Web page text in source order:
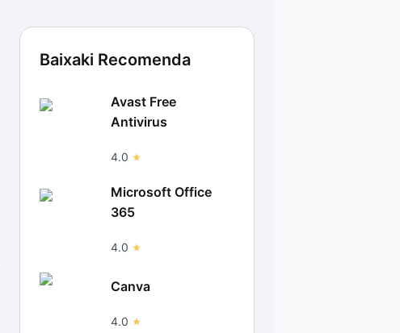
Baixaki Recomenda
Avast Free
Antivirus
4.0
Microsoft Office
365
4.0
Canva
4.0